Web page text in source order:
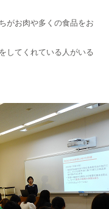
がお肉や多くの食品をお
してくれている人がいる